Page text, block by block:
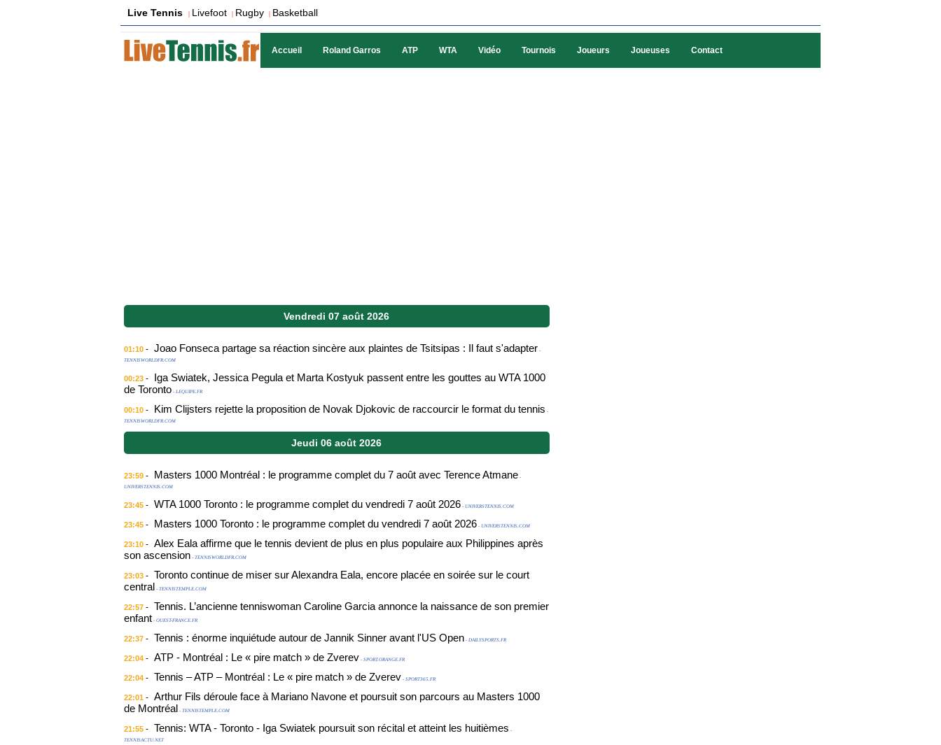
Live Tennis | Livefoot | Rugby | Basketball
Accueil Roland Garros ATP WTA Vidéo Tournois Joueurs Joueuses Contact
Vendredi 07 août 2026
01:10 - Joao Fonseca partage sa réaction sincère aux plaintes de Tsitsipas : Il faut s'adapter -
TENNISWORLDFR.COM
00:23 -
Iga Swiatek, Jessica Pegula et Marta Kostyuk passent entre les gouttes au WTA 1000
de Toronto - LEQUIPE.FR
00:10 - Kim Clijsters rejette la proposition de Novak Djokovic de raccourcir le format du tennis -
TENNISWORLDFR.COM
Jeudi 06 août 2026
23:59 - Masters 1000 Montréal : le programme complet du 7 août avec Terence Atmane -
UNIVERSTENNIS.COM
23:45 - WTA 1000 Toronto : le programme complet du vendredi 7 août 2026 - UNIVERSTENNIS.COM
23:45 - Masters 1000 Toronto : le programme complet du vendredi 7 août 2026 - UNIVERSTENNIS.COM
23:10 - Alex Eala affirme que le tennis devient de plus en plus populaire aux Philippines après
son ascension - TENNISWORLDFR.COM
23:03 - Toronto continue de miser sur Alexandra Eala, encore placée en soirée sur le court
central - TENNISTEMPLE.COM
22:57 - Tennis. L’ancienne tenniswoman Caroline Garcia annonce la naissance de son premier
enfant - OUEST-FRANCE.FR
22:37 - Tennis : énorme inquiétude autour de Jannik Sinner avant l'US Open - DAILYSPORTS.FR
22:04 - ATP - Montréal : Le « pire match » de Zverev - SPORT.ORANGE.FR
22:04 - Tennis – ATP – Montréal : Le « pire match » de Zverev - SPORT365.FR
22:01 - Arthur Fils déroule face à Mariano Navone et poursuit son parcours au Masters 1000
de Montréal - TENNISTEMPLE.COM
21:55 - Tennis: WTA - Toronto - Iga Swiatek poursuit son récital et atteint les huitièmes -
TENNISACTU.NET